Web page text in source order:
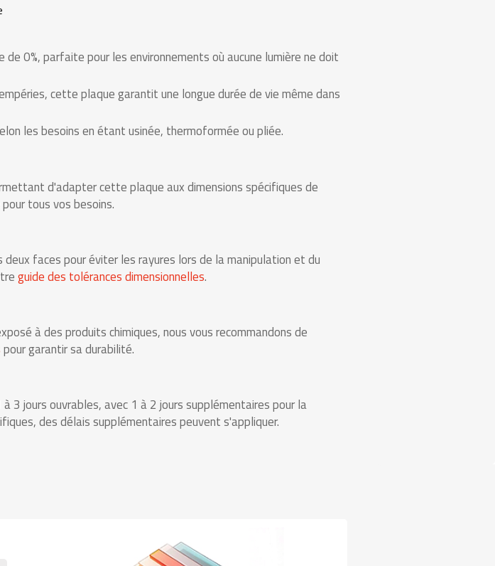
0%, parfaite pour les environnements où aucune lumière ne doit
cette plaque garantit une longue durée de vie même dans
les besoins en étant usinée, thermoformée ou pliée.
d'adapter cette plaque aux dimensions spécifiques de
tous vos besoins.
faces pour éviter les rayures lors de la manipulation et du
guide des tolérances dimensionnelles.
à des produits chimiques, nous vous recommandons de
pour garantir sa durabilité.
3 jours ouvrables, avec 1 à 2 jours supplémentaires pour la
des délais supplémentaires peuvent s'appliquer.